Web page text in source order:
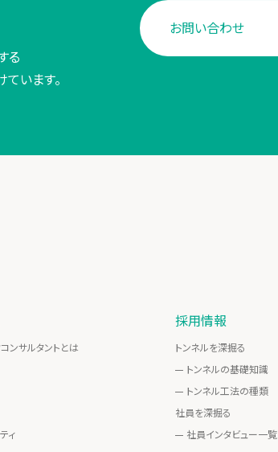
る
います。
お問い合わせ
ンサルタントとは
ィ
採用情報
トンネルを深掘る
トンネルの基礎知識
トンネル工法の種類
社員を深掘る
社員インタビュー一覧